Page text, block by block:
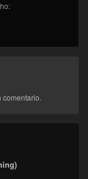
comentario.